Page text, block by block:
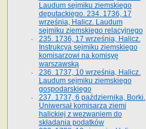
Laudum sejmiku ziemskiego
deputackiego. 234. 1736, 17
września, Halicz. Laudum
sejmiku ziemskiego relacyjnego
235. 1736, 17 września, Halicz.
Instrukcya sejmiku ziemskiego
komisarzowi na komisyę
warszawską
236. 1737, 10 września, Halicz.
Laudum sejmiku ziemskiego
gospodarskiego
237. 1737, 6 października, Borki.
Uniwersał komisarza ziemi
halickiej z wezwaniem do
składania podatków